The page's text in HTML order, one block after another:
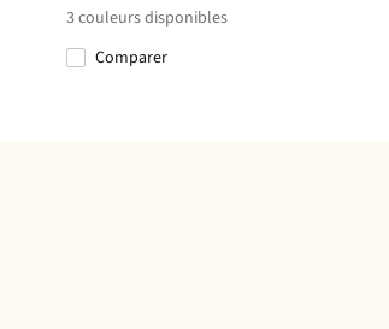
3couleurs disponibles
Comparer